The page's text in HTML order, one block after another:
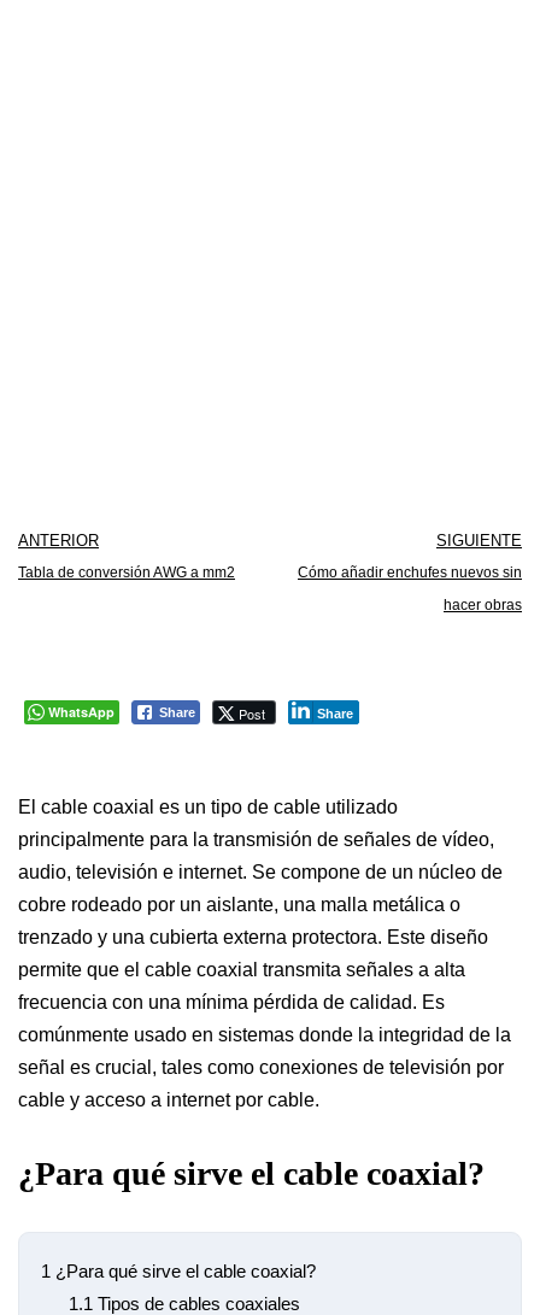
ANTERIOR
Tabla de conversión AWG a mm2
SIGUIENTE
Cómo añadir enchufes nuevos sin
hacer obras
WhatsApp Share Post Share
El cable coaxial es un tipo de cable utilizado
principalmente para la transmisión de señales de vídeo,
audio, televisión e internet. Se compone de un núcleo de
cobre rodeado por un aislante, una malla metálica o
trenzado y una cubierta externa protectora. Este diseño
permite que el cable coaxial transmita señales a alta
frecuencia con una mínima pérdida de calidad. Es
comúnmente usado en sistemas donde la integridad de la
señal es crucial, tales como conexiones de televisión por
cable y acceso a internet por cable.
¿Para qué sirve el cable coaxial?
1 ¿Para qué sirve el cable coaxial?
1.1 Tipos de cables coaxiales